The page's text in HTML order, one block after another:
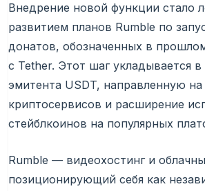
Внедрение новой функции стало
развитием планов Rumble по
донатов, обозначенных в
с Tether. Этот шаг укладывается в
эмитента USDT, направленную
криптосервисов и расширение
стейблкоинов на популярных
Rumble — видеохостинг и
позиционирующий себя как